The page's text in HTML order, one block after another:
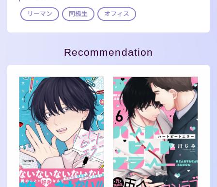
リーマン 同級生 オフィス
Recommendation